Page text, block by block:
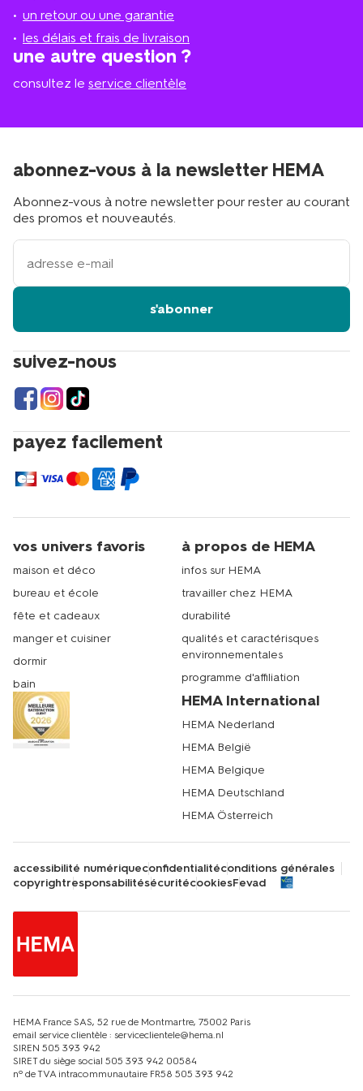
un retour ou une garantie
les délais et frais de livraison
une autre question ?
consultez le service clientèle
plus
proche
suivez-nous
payez facilement
abonnez-vous à la newsletter HEMA
Abonnez-vous à notre newsletter pour rester au courant
des promos et nouveautés.
votre
adresse
s'abonner
vos univers favoris
maison et déco
bureau et école
fête et cadeaux
manger et cuisiner
dormir
bain
à propos de HEMA
infos sur HEMA
travailler chez HEMA
durabilité
qualités et caractérisques
environnementales
programme d'affiliation
HEMA International
HEMA Nederland
HEMA België
HEMA Belgique
HEMA Deutschland
HEMA Österreich
accessibilité numériqueconfidentialitéconditions générales
copyrightresponsabilitésécuritécookiesFevad
HEMA France SAS, 52 rue de Montmartre, 75002 Paris
email service clientèle : serviceclientele@hema.nl
SIREN 505 393 942
SIRET du siège social 505 393 942 00584
nº de TVA intracommunautaire FR58 505 393 942